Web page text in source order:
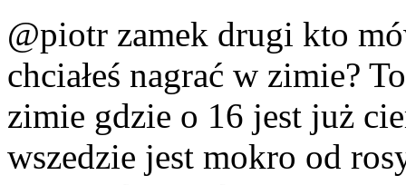
@piotr zamek drugi kto
chciałeś nagrać w zimie?
zimie gdzie o 16 jest już
wszedzie jest mokro od